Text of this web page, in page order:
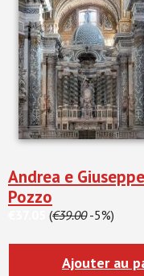
Andrea e Giuseppe
Pozzo
(€39.00-5%)
Ajouter au